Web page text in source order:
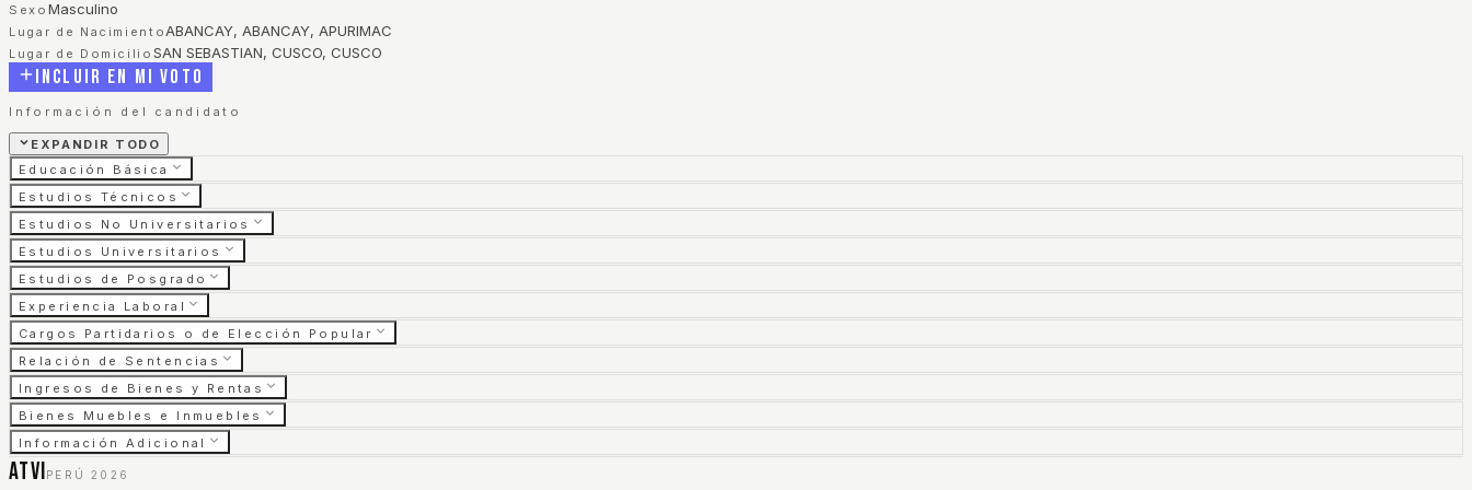
Sexo Masculino
Lugar de NacimientoABANCAY, ABANCAY, APURIMAC
Lugar de Domicilio SAN SEBASTIAN, CUSCO, CUSCO
Incluir en mi voto
Información del candidato
EXPANDIR TODO
Educación Básica
Estudios Técnicos
Estudios No Universitarios
Estudios Universitarios
Estudios de Posgrado
Experiencia Laboral
Cargos Partidarios o de Elección Popular
Relación de Sentencias
Ingresos de Bienes y Rentas
Bienes Muebles e Inmuebles
Información Adicional
ATVI PERÚ 2026